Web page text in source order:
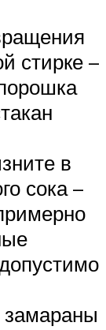
стирке –
в
сока –
замараны